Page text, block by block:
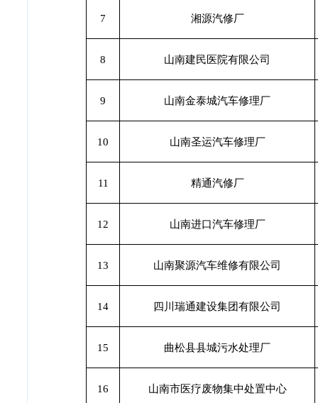
7 湘源汽修厂
8 山南建民医院有限公司
9 山南金泰城汽车修理厂
10 山南圣运汽车修理厂
11 精通汽修厂
12 山南进口汽车修理厂
13 山南聚源汽车维修有限公司
14 四川瑞通建设集团有限公司
15 曲松县县城污水处理厂
16 山南市医疗废物集中处置中心